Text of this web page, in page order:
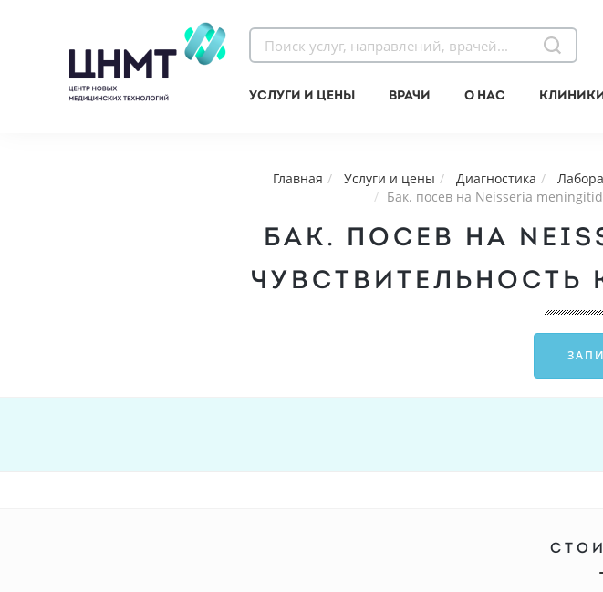
Услуги и цены Врачи О нас
Главная Услуги и цены Диагностика
Бак. посев на Neisseria
БАК. ПОСЕВ НА
ЧУВCТВИТЕЛЬНОСТЬ